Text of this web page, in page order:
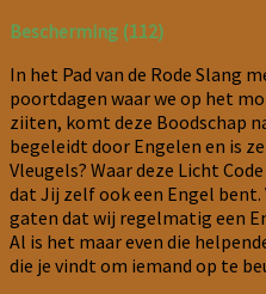
Bescherming (112)
In het Pad van de Rode Slang
poortdagen waar we op het
ziiten, komt deze Boodschap
begeleidt door Engelen en is
Vleugels? Waar deze Licht
dat Jij zelf ook een Engel bent.
gaten dat wij regelmatig een
Al is het maar even die
die je vindt om iemand op te